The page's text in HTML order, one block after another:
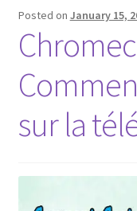
Checkout
Contact
Gang Sheet Builder
My account
Politique de
Posted on January 15,
sur la